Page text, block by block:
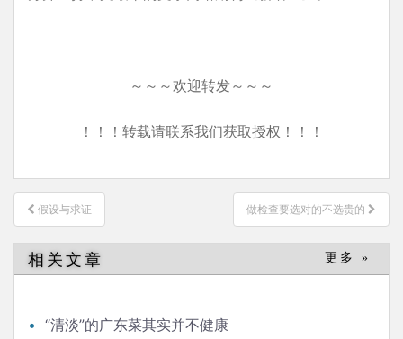
～～～欢迎转发～～～
！！！转载请联系我们获取授权！！！
文
章
导
航
假设与求证 做检查要选对的不选贵的
相关文章 更多 »
“清淡”的广东菜其实并不健康